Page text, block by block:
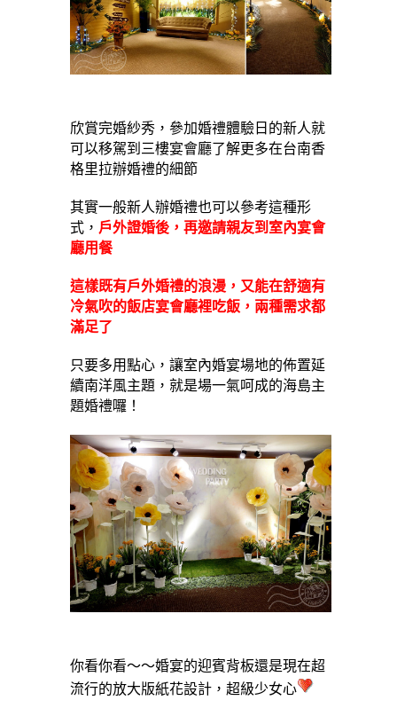
欣賞完婚紗秀，參加婚禮體驗日的新人就
可以移駕到三樓宴會廳了解更多在台南香
格里拉辦婚禮的細節
其實一般新人辦婚禮也可以參考這種形
式， 戶外證婚後，再邀請親友到室內宴會
廳用餐
這樣既有戶外婚禮的浪漫，又能在舒適有
冷氣吹的飯店宴會廳裡吃飯，兩種需求都
滿足了
只要多用點心，讓室內婚宴場地的佈置延
續南洋風主題，就是場一氣呵成的海島主
題婚禮囉！
你看你看～～婚宴的迎賓背板還是現在超
流行的放大版紙花設計，超級少女心